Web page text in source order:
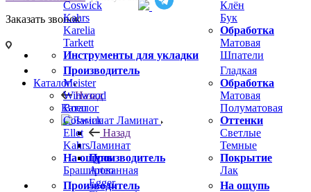
Coswick
Kahrs
Karelia
Tarkett
Клён
Бук
Обработка
Матовая
Инструменты для укладки
Шпатели
Производитель
Meister
Winwood
Boen
Coswick
Ellet
Kahrs
На ощупь
Брашированная
Гладкая
Обработка
Матовая
Полуматовая
Оттенки
Светлые
Темные
Покрытие
Лак
Производитель
На ощупь
Заказать звонок
Каталог
Назад
Каталог
Ламинат
Назад
Ламинат
Производитель
Arteo
Egger